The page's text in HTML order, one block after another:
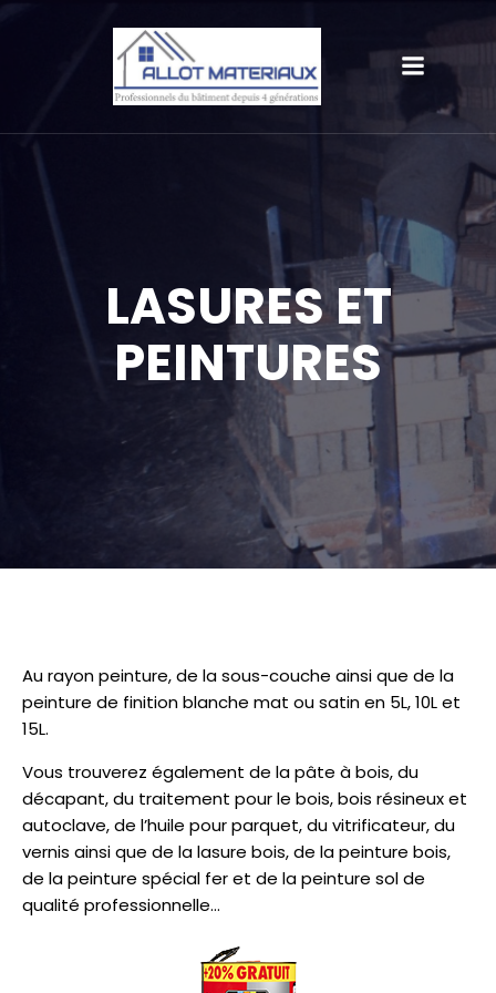
LASURES ET
PEINTURES
Au rayon peinture, de la sous-couche ainsi que de la
peinture de finition blanche mat ou satin en 5L, 10L et
15L.
Vous trouverez également de la pâte à bois, du
décapant, du traitement pour le bois, bois résineux et
autoclave, de l’huile pour parquet, du vitrificateur, du
vernis ainsi que de la lasure bois, de la peinture bois,
de la peinture spécial fer et de la peinture sol de
qualité professionnelle…